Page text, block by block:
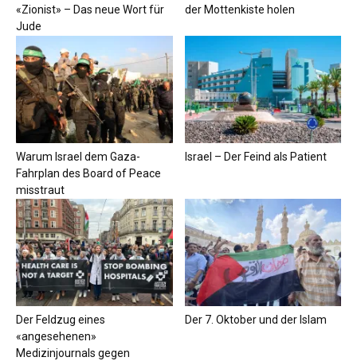
«Zionist» – Das neue Wort für
Jude
der Mottenkiste holen
Warum Israel dem Gaza-
Fahrplan des Board of Peace
misstraut
Israel – Der Feind als Patient
Der Feldzug eines
«angesehenen»
Medizinjournals gegen
Der 7. Oktober und der Islam